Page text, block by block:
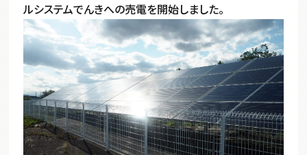
ルシステムでんきへの売電を開始しました。